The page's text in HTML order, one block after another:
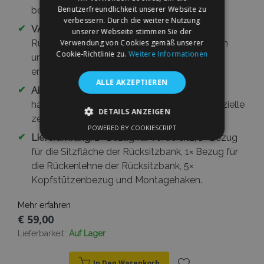
bessere Stabilität und Komfort.
✔ VARIO+ System:Reißverschlüsse an der
Rücksitzlehne ermöglichen die Anpassung an
ungeteilte und geteilte Rücksitzbänke und
erhalten den Zugang zur hinteren Armlehne.
✔ Airbag-Kompatibilität:
Die vorderen Bezüge
haben im Bereich der Seitenairbags eine spezielle
zertifizierte AIRBAG-Naht.
✔
Lieferumfang:2× Bezug für Vordersitz, 1× Bezug
für die Sitzfläche der Rücksitzbank, 1× Bezug für
die Rückenlehne der Rücksitzbank, 5×
Kopfstützenbezug und Montagehaken.
Mehr erfahren
€ 59,00
Lieferbarkeit: Auf Lager
Benutzerfreundlichkeit unserer Website zu
verbessern. Durch die weitere Nutzung
unserer Webseite stimmen Sie der
Verwendung von Cookies gemäß unserer
Cookie-Richtlinie zu.Weitere Informationen
ALLE AKZEPTIEREN
DETAILS ANZEIGEN
PERFORMANCE TARGETING
FUNKTIONALITÄT
Unbedingt erforderlich
Targeting
Funktionalität
POWERED BY COOKIESCRIPT